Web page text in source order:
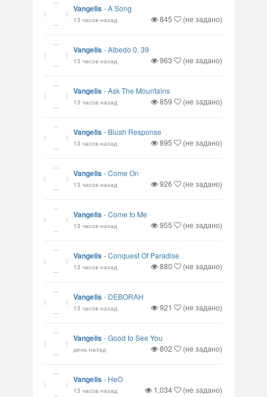
Vangelis-A Song
13 часов назад 845 (не задано)
Vangelis-Albedo 0. 39
13 часов назад 963 (не задано)
Vangelis-Ask The Mountains
13 часов назад 859 (не задано)
Vangelis- Blush Response
13 часов назад 895 (не задано)
Vangelis-Come On
13 часов назад 926 (не задано)
Vangelis-Come to Me
13 часов назад 955 (не задано)
Vangelis-Conquest Of Paradise
13 часов назад 880 (не задано)
Vangelis- DEBORAH
13 часов назад 921 (не задано)
Vangelis-Good to See You
день назад 802 (не задано)
Vangelis- HeO
13 часов назад 1,034 (не задано)